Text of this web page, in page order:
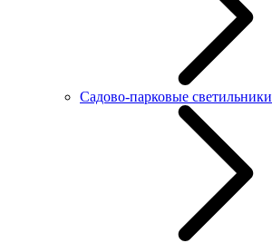
Садово-парковые светильники